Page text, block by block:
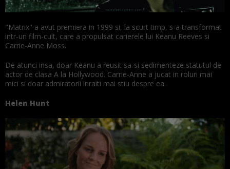
"Matrix" a avut premiera in 1999 si, la scurt timp, s-a transformat
intr-un film-cult, care a propulsat carierele lui Keanu Reeves si
Carrie-Anne Moss.
De atunci insa, doar Keanu a reusit sa-si sedimenteze statutul de
actor de clasa A la Hollywood. Carrie-Anne a jucat in roluri mai
mici si doar admiratorii inraiti mai stiu despre ea.
Helen Hunt